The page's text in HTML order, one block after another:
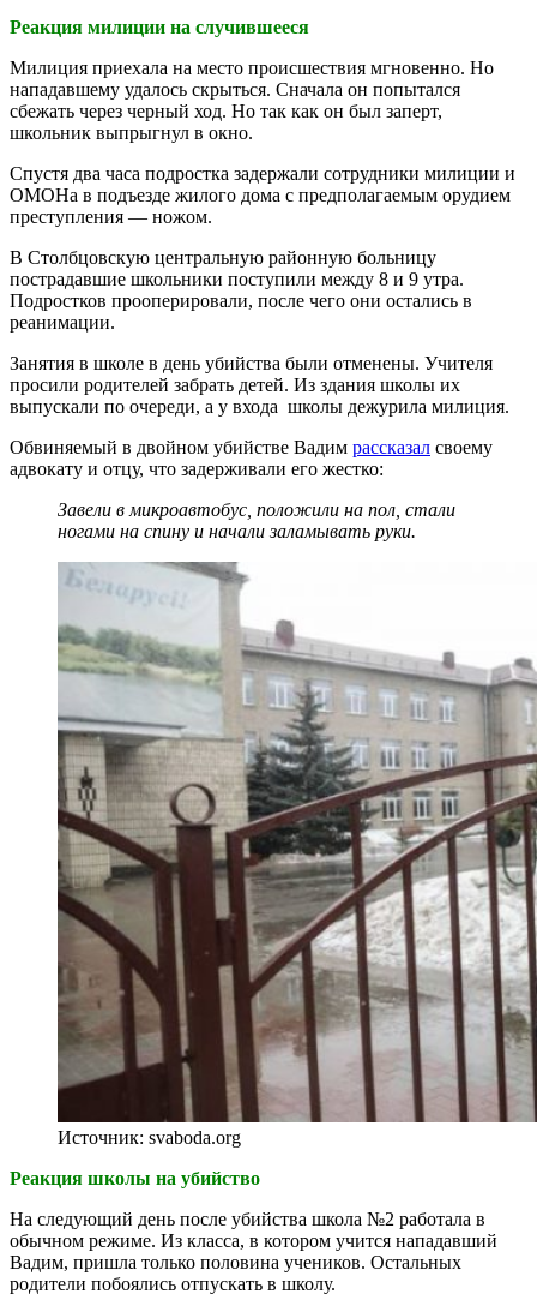
Реакция милиции на случившееся
Милиция приехала на место происшествия мгновенно. Но
нападавшему удалось скрыться. Сначала он попытался
сбежать через черный ход. Но так как он был заперт,
школьник выпрыгнул в окно.
Спустя два часа подростка задержали сотрудники милиции и
ОМОНа в подъезде жилого дома с предполагаемым орудием
преступления — ножом.
В Столбцовскую центральную районную больницу
пострадавшие школьники поступили между 8 и 9 утра.
Подростков прооперировали, после чего они остались в
реанимации.
Занятия в школе в день убийства были отменены. Учителя
просили родителей забрать детей. Из здания школы их
выпускали по очереди, а у входа школы дежурила милиция.
Обвиняемый в двойном убийстве Вадим рассказал своему
адвокату и отцу, что задерживали его жестко:
Завели в микроавтобус, положили на пол, стали
ногами на спину и начали заламывать руки.
Источник: svaboda.org
Реакция школы на убийство
На следующий день после убийства школа №2 работала в
обычном режиме. Из класса, в котором учится нападавший
Вадим, пришла только половина учеников. Остальных
родители побоялись отпускать в школу.